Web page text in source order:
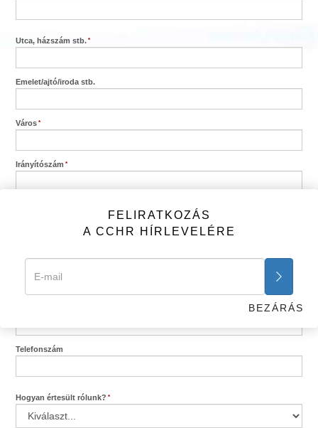
Utca, házszám stb.
Emelet/ajtó/iroda stb.
Város
Irányítószám
Ország
Telefonszám
Hogyan értesült rólunk?
FELIRATKOZÁS
A CCHR HÍRLEVELÉRE
BEZÁRÁS